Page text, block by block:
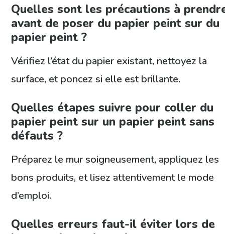
Quelles sont les précautions à
avant de poser du papier peint sur du
papier peint ?
Vérifiez l’état du papier existant, nettoyez la
surface, et poncez si elle est brillante.
Quelles étapes suivre pour coller du
papier peint sur un papier peint sans
défauts ?
Préparez le mur soigneusement, appliquez les
bons produits, et lisez attentivement le mode
d’emploi.
Quelles erreurs faut-il éviter lors de